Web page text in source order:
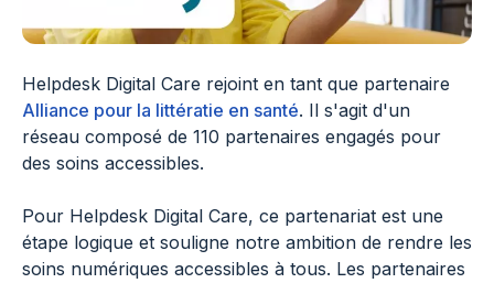
Helpdesk Digital Care rejoint en tant que partenaire
Alliance pour la littératie en santé. Il s'agit d'un
réseau composé de 110 partenaires engagés pour
des soins accessibles.
Pour Helpdesk Digital Care, ce partenariat est une
étape logique et souligne notre ambition de rendre les
soins numériques accessibles à tous. Les partenaires